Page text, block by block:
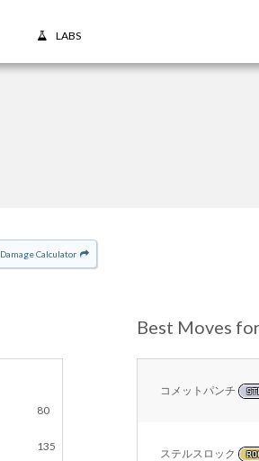
LABS
Damage Calculator
80
135
Best Moves
コメットパンチ
ステルスロック